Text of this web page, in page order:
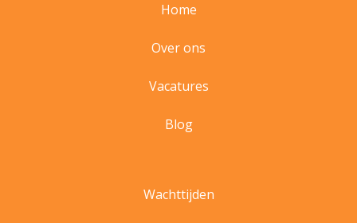
Home
Over ons
Vacatures
Blog
Wachttijden